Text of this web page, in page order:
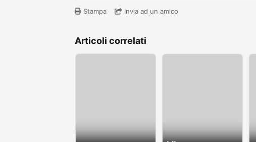
Stampa Invia ad un amico
Articoli correlati